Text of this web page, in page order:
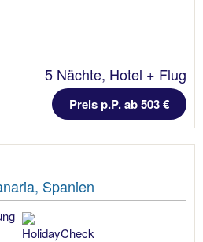
5 Nächte, Hotel + Flug
Preis p.P. ab 503 €
Spanien